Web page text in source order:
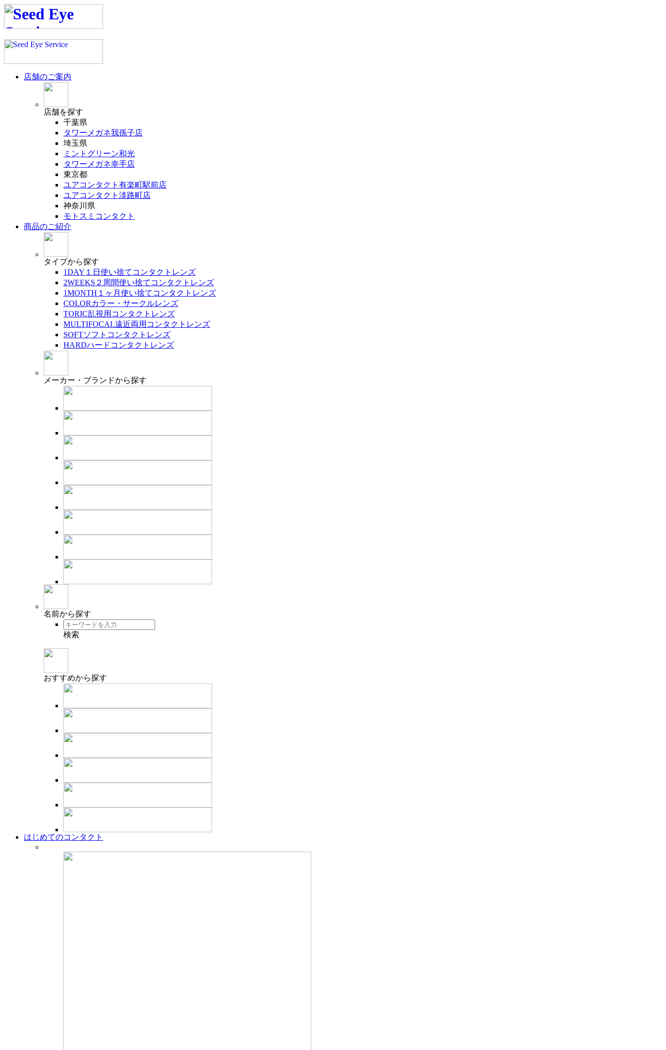
店舗のご案内
店舗を探す
千葉県
タワーメガネ我孫子店
埼玉県
ミントグリーン和光
タワーメガネ幸手店
東京都
ユアコンタクト有楽町駅前店
ユアコンタクト淡路町店
神奈川県
モトスミコンタクト
商品のご紹介
タイプから探す
1DAY １日使い捨てコンタクトレンズ
2WEEKS ２周間使い捨てコンタクトレンズ
1MONTH １ヶ月使い捨てコンタクトレンズ
COLORカラー・サークルレンズ
TORIC乱視用コンタクトレンズ
MULTIFOCAL遠近両用コンタクトレンズ
SOFTソフトコンタクトレンズ
HARDハードコンタクトレンズ
メーカー・ブランドから探す
名前から探す
検索
おすすめから探す
はじめてのコンタクト